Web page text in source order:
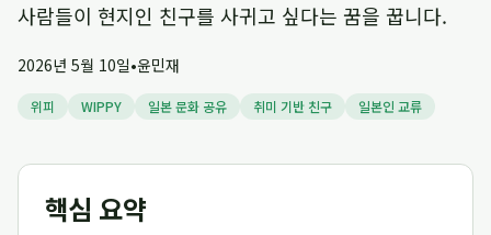
사람들이 현지인 친구를 사귀고 싶다는 꿈을 꿉니다.
2026년 5월 10일•윤민재
위피 WIPPY 일본 문화 공유 취미 기반 친구 일본인 교류
핵심 요약